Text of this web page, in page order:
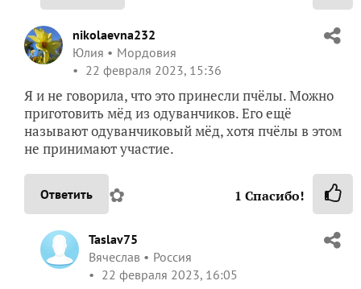
nikolaevna232
Юлия
Мордовия
22 февраля 2023, 15:36
Я и не говорила, что это принесли пчёлы. Можно
приготовить мёд из одуванчиков. Его ещё
называют одуванчиковый мёд, хотя пчёлы в этом
не принимают участие.
Ответить ✿ 1 Спасибо!
Taslav75
Вячеслав
Россия
22 февраля 2023, 16:05